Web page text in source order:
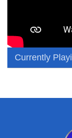
Currently